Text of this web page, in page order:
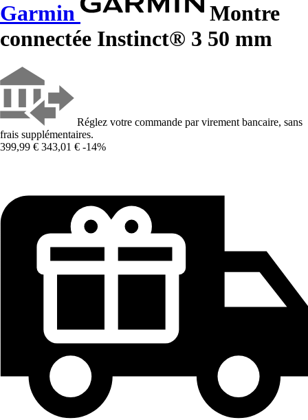
Garmin
Montre
connectée Instinct® 3 50 mm
Réglez votre commande par virement bancaire, sans
frais supplémentaires.
399,99 € 343,01 € -14%